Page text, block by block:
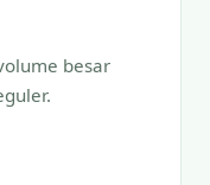
besar